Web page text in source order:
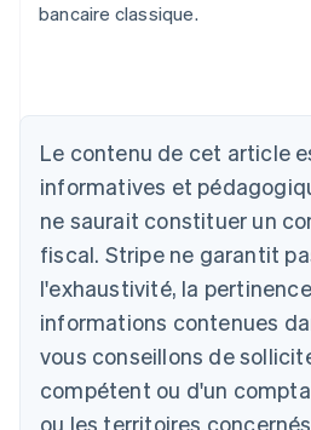
bancaire classique.
Le contenu de cet article
informatives et
ne saurait constituer un
fiscal. Stripe ne garantit
l'exhaustivité, la
informations contenues
vous conseillons de
compétent ou d'un
ou les territoires
DeutschEnglish
English
Autriche
Deutsch English
Belgique
NederlandsFrançaisDeutsch
Brésil
Bulgarie
English
Canada